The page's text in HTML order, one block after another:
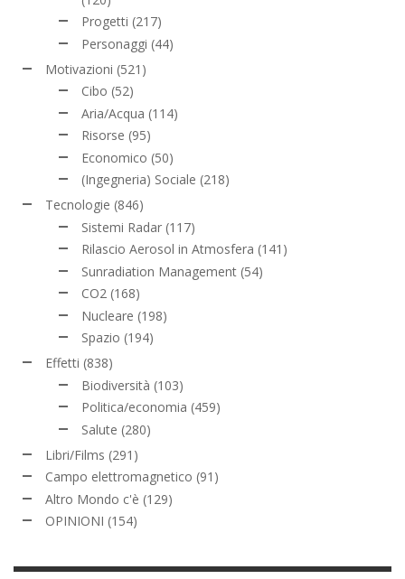
Progetti (217)
Personaggi (44)
Motivazioni (521)
Cibo (52)
Aria/Acqua (114)
Risorse (95)
Economico (50)
(Ingegneria) Sociale (218)
Tecnologie (846)
Sistemi Radar (117)
Rilascio Aerosol in Atmosfera (141)
Sunradiation Management (54)
CO2 (168)
Nucleare (198)
Spazio (194)
Effetti (838)
Biodiversità (103)
Politica/economia (459)
Salute (280)
Libri/Films (291)
Campo elettromagnetico (91)
Altro Mondo c'è (129)
OPINIONI (154)